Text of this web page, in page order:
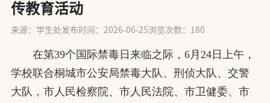
传教育活动
来源：学生处 发布时间：2026-06-25浏览次数： 180
在第39个国际禁毒日来临之际，6月24日上午，
学校联合桐城市公安局禁毒大队、刑侦大队、交警
大队，市人民检察院、市人民法院、市卫健委、市